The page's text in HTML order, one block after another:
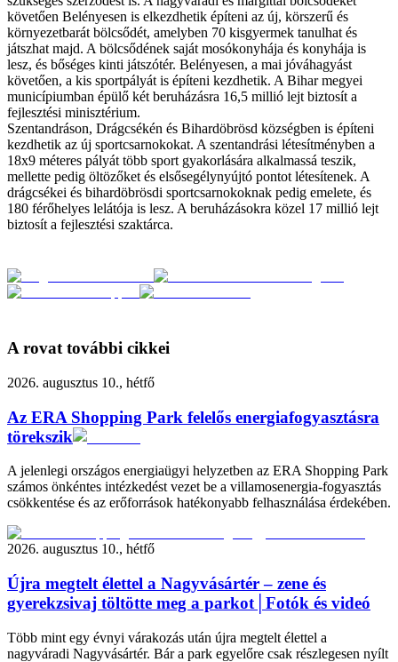
követően Belényesen is elkezdhetik építeni az új, körszerű és
környezetbarát bölcsődét, amelyben 70 kisgyermek tanulhat és
játszhat majd. A bölcsődének saját mosókonyhája és konyhája is
lesz, és bőséges kinti játszótér. Belényesen, a mai jóváhagyást
követően, a kis sportpályát is építeni kezdhetik. A Bihar megyei
municípiumban épülő két beruházásra 16,5 millió lejt biztosít a
fejlesztési minisztérium.
Szentandráson, Drágcsékén és Bihardöbrösd községben is építeni
kezdhetik az új sportcsarnokokat. A szentandrási létesítményben a
18x9 méteres pályát több sport gyakorlására alkalmassá teszik,
mellette pedig öltözőket és elsősegélynyújtó pontot létesítenek. A
drágcsékei és bihardöbrösdi sportcsarnokoknak pedig emelete, és
180 férőhelyes lelátója is lesz. A beruházásokra közel 17 millió lejt
biztosít a fejlesztési szaktárca.
A rovat további cikkei
2026. augusztus 10., hétfő
Az ERA Shopping Park felelős energiafogyasztásra
törekszik
A jelenlegi országos energiaügyi helyzetben az ERA Shopping Park
számos önkéntes intézkedést vezet be a villamosenergia-fogyasztás
csökkentése és az erőforrások hatékonyabb felhasználása érdekében.
2026. augusztus 10., hétfő
Újra megtelt élettel a Nagyvásártér – zene és
gyerekzsivaj töltötte meg a parkot│Fotók és videó
Több mint egy évnyi várakozás után újra megtelt élettel a
nagyváradi Nagyvásártér. Bár a park egyelőre csak részlegesen nyílt